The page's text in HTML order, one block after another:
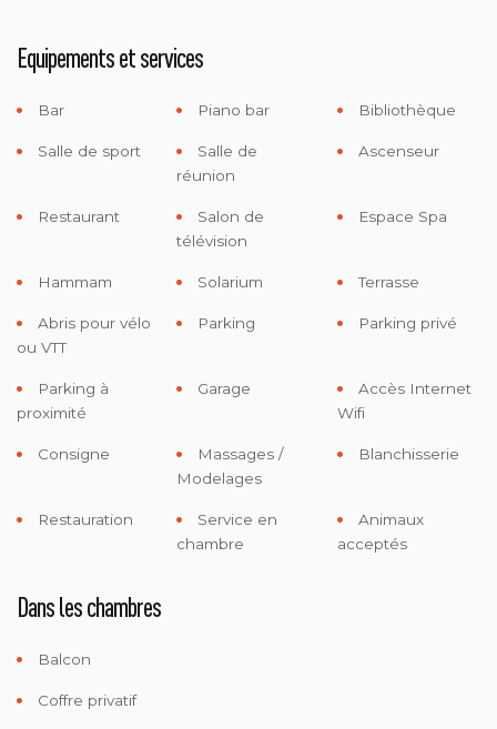
Equipements et services
Bar Piano bar Bibliothèque
Salle de sport
Salle de
réunion
Ascenseur
Restaurant
Salon de
télévision
Espace Spa
Hammam Solarium Terrasse
Abris pour vélo
ou VTT
Parking Parking privé
Parking à
proximité
Garage
Accès Internet
Wifi
Consigne
Massages /
Modelages
Blanchisserie
Restauration
Service en
chambre
Animaux
acceptés
Dans les chambres
Balcon
Coffre privatif